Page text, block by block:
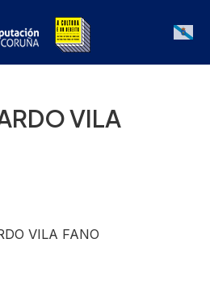
Galician
VILA
VILA FANO